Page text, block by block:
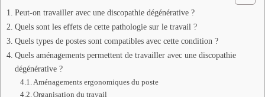
Peut-on travailler avec une discopathie dégénérative ?
Quels sont les effets de cette pathologie sur le travail ?
Quels types de postes sont compatibles avec cette condition ?
Quels aménagements permettent de travailler avec une discopathie
dégénérative ?
Aménagements ergonomiques du poste
Organisation du travail